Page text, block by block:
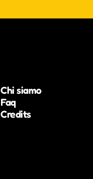
Chi siamo
Faq
Credits